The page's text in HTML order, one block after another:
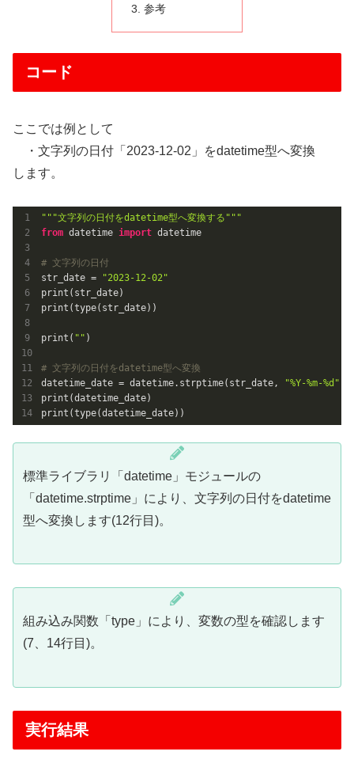
参考
コード
ここでは例として
・文字列の日付「2023-12-02」をdatetime型へ変換
します。
"""文字列の日付をdatetime型へ変換する"""
from datetime import datetime
# 文字列の日付
str_date =
"2023-12-02"
print(str_date)
print(type(str_date))
print( "" )
# 文字列の日付をdatetime型へ変換
datetime_date = datetime.strptime(str_date,
"%Y-%m-%d"
print(datetime_date)
print(type(datetime_date))
標準ライブラリ「datetime」モジュールの
「datetime.strptime」により、文字列の日付をdatetime
型へ変換します(12行目)。
組み込み関数「type」により、変数の型を確認します
(7、14行目)。
実行結果